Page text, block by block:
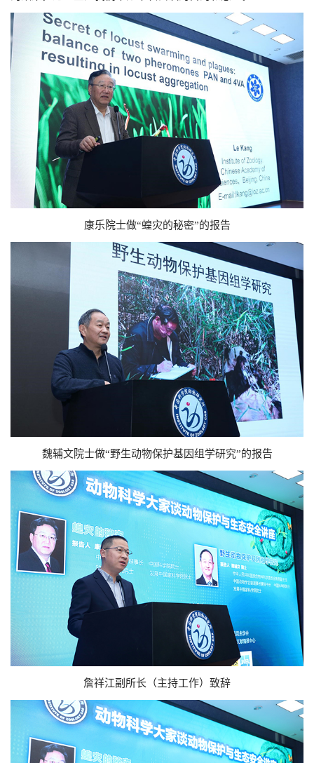
康乐院士做“蝗灾的秘密”的报告
魏辅文院士做“野生动物保护基因组学研究”的报告
詹祥江副所长（主持工作）致辞